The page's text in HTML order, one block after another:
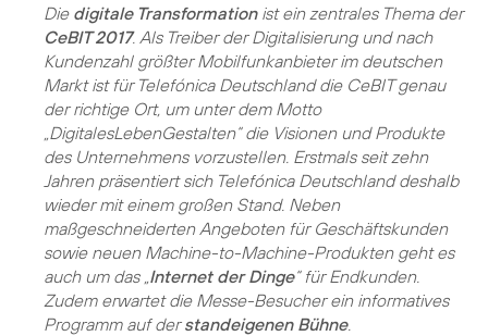
Diedigitale Transformationist ein zentrales Thema der
CeBIT 2017. Als Treiber der Digitalisierung und nach
Kundenzahl größter Mobilfunkanbieter im deutschen
Markt ist für Telefónica Deutschland die CeBIT genau
der richtige Ort, um unter dem Motto
„DigitalesLebenGestalten“ die Visionen und Produkte
des Unternehmens vorzustellen. Erstmals seit zehn
Jahren präsentiert sich Telefónica Deutschland deshalb
wieder mit einem großen Stand. Neben
maßgeschneiderten Angeboten für Geschäftskunden
sowie neuen Machine-to-Machine-Produkten geht es
auch um das „ Internet der Dinge“ für Endkunden.
Zudem erwartet die Messe-Besucher ein informatives
Programm auf derstandeigenen Bühne.